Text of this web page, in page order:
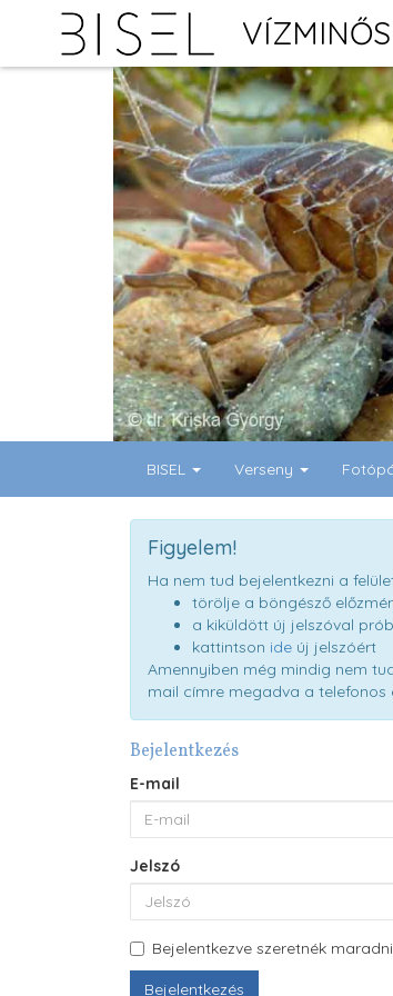
BISEL Verseny
Figyelem!
Ha nem tud bejelentkezni a
törölje a böngésző
a kiküldött új jelszóval
kattintson ide új jelszóért
Amennyiben még mindig nem
mail címre megadva a telefonos
Bejelentkezés
E-mail
Jelszó
Bejelentkezve szeretnék maradni